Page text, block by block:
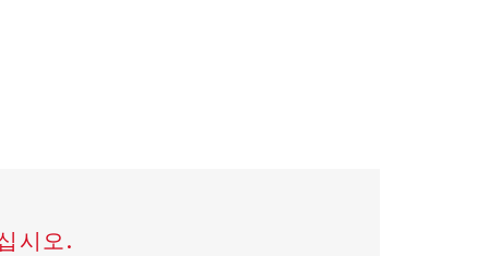
시오.